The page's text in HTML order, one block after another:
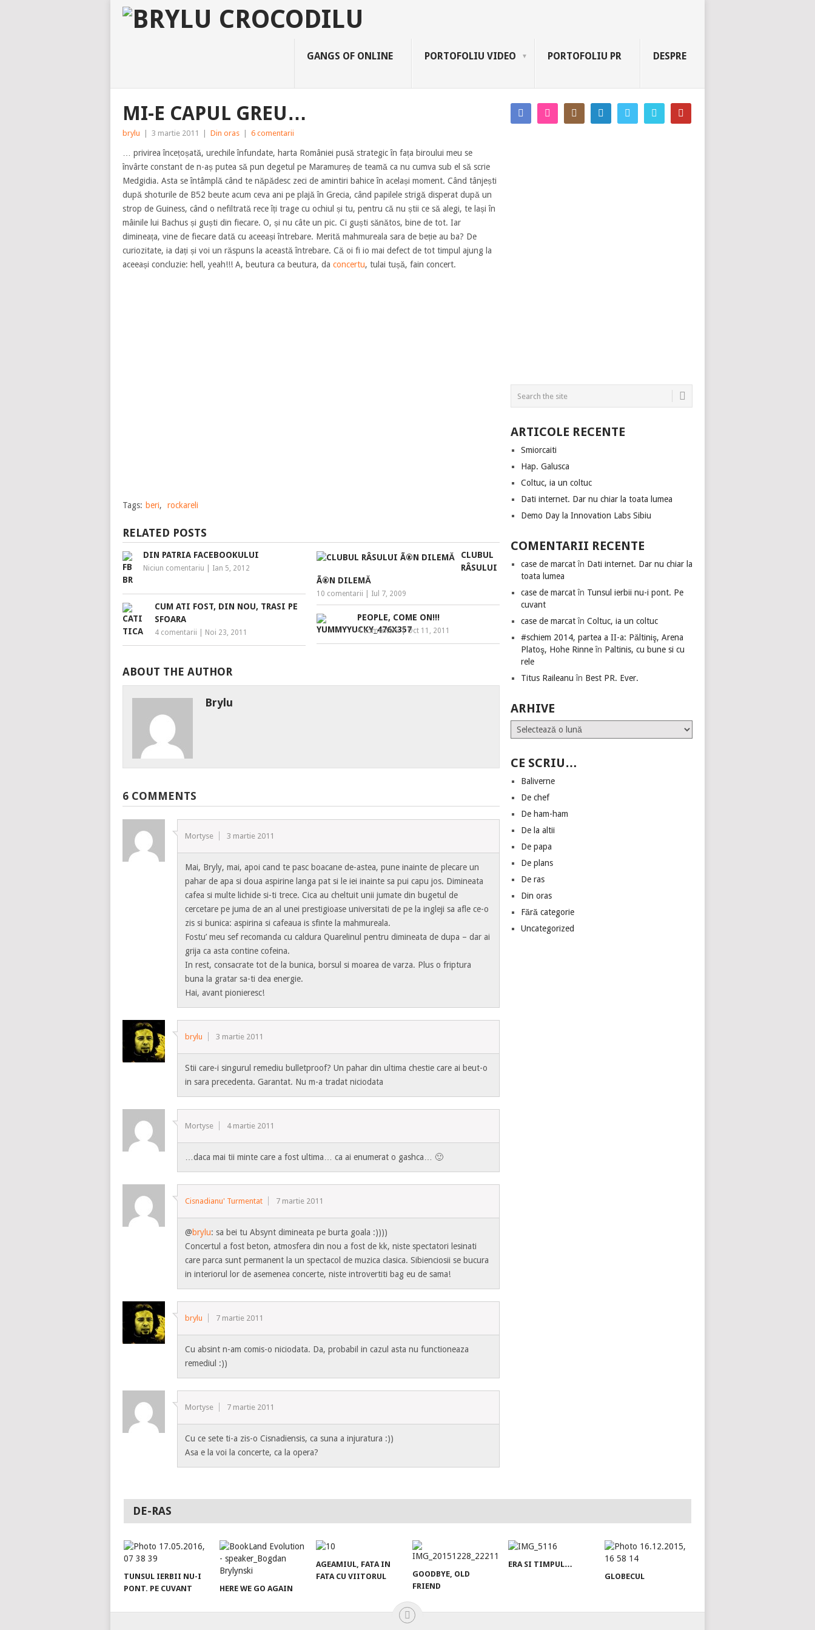
GANGS OF ONLINE PORTOFOLIU VIDEO PORTOFOLIU PR DESPRE
MI-E CAPUL GREU…
brylu 3 martie 2011 Din oras 6 comentarii
… privirea încețoșată, urechile înfundate, harta României pusă strategic în fața biroului meu se
învârte constant de n-aș putea să pun degetul pe Maramureș de teamă ca nu cumva sub el să scrie
Medgidia. Asta se întâmplă când te năpădesc zeci de amintiri bahice în același moment. Când tânjești
după shoturile de B52 beute acum ceva ani pe plajă în Grecia, când papilele strigă disperat după un
strop de Guiness, când o nefiltrată rece îți trage cu ochiul și tu, pentru că nu știi ce să alegi, te lași în
mâinile lui Bachus și guști din fiecare. O, și nu câte un pic. Ci guști sănătos, bine de tot. Iar
dimineața, vine de fiecare dată cu aceeași întrebare. Merită mahmureala sara de beție au ba? De
curiozitate, ia dați și voi un răspuns la această întrebare. Că oi fi io mai defect de tot timpul ajung la
aceeași concluzie: hell, yeah!!! A, beutura ca beutura, da concertu, tulai tușă, fain concert.
Tags: beri, rockareli
RELATED POSTS
DIN PATRIA FACEBOOKULUI
Niciun comentariu Ian 5, 2012
CLUBUL
RÂSULUI
Ã®N DILEMĂ
10 comentarii Iul 7, 2009
CUM ATI FOST, DIN NOU, TRASI PE
SFOARA
4 comentarii Noi 23, 2011
PEOPLE, COME ON!!!
4 comentarii| Oct 11, 2011
ABOUT THE AUTHOR
Brylu
6 COMMENTS
Mortyse 3 martie 2011
Mai, Bryly, mai, apoi cand te pasc boacane de-astea, pune inainte de plecare un
pahar de apa si doua aspirine langa pat si le iei inainte sa pui capu jos. Dimineata
cafea si multe lichide si-ti trece. Cica au cheltuit unii jumate din bugetul de
cercetare pe juma de an al unei prestigioase universitati de pe la ingleji sa afle ce-o
zis si bunica: aspirina si cafeaua is sfinte la mahmureala.
Fostu’ meu sef recomanda cu caldura Quarelinul pentru dimineata de dupa – dar ai
grija ca asta contine cofeina.
In rest, consacrate tot de la bunica, borsul si moarea de varza. Plus o friptura
buna la gratar sa-ti dea energie.
Hai, avant pionieresc!
brylu 3 martie 2011
Stii care-i singurul remediu bulletproof? Un pahar din ultima chestie care ai beut-o
in sara precedenta. Garantat. Nu m-a tradat niciodata
Mortyse 4 martie 2011
…daca mai tii minte care a fost ultima… ca ai enumerat o gashca… 🙂
Cisnadianu' Turmentat 7 martie 2011
@brylu: sa bei tu Absynt dimineata pe burta goala :))))
Concertul a fost beton, atmosfera din nou a fost de kk, niste spectatori lesinati
care parca sunt permanent la un spectacol de muzica clasica. Sibienciosii se bucura
in interiorul lor de asemenea concerte, niste introvertiti bag eu de sama!
brylu 7 martie 2011
Cu absint n-am comis-o niciodata. Da, probabil in cazul asta nu functioneaza
remediul :))
Mortyse 7 martie 2011
Cu ce sete ti-a zis-o Cisnadiensis, ca suna a injuratura :))
Asa e la voi la concerte, ca la opera?
ARTICOLE RECENTE
Smiorcaiti
Hap. Galusca
Coltuc, ia un coltuc
Dati internet. Dar nu chiar la toata lumea
Demo Day la Innovation Labs Sibiu
COMENTARII RECENTE
case de marcatîn Dati internet. Dar nu chiar la
toata lumea
case de marcatîn Tunsul ierbii nu-i pont. Pe
cuvant
case de marcatîn Coltuc, ia un coltuc
#schiem 2014, partea a II-a: Păltiniş, Arena
Platoş, Hohe Rinneîn Paltinis, cu bune si cu
rele
Titus Raileanu în Best PR. Ever.
ARHIVE
Arhive
CE SCRIU…
Baliverne
De chef
De ham-ham
De la altii
De papa
De plans
De ras
Din oras
Fără categorie
Uncategorized
DE-RAS
TUNSUL IERBII NU-I
PONT. PE CUVANT
HERE WE GO AGAIN
AGEAMIUL, FATA IN
FATA CU VIITORUL
GOODBYE, OLD
FRIEND
ERA SI TIMPUL…
GLOBECUL